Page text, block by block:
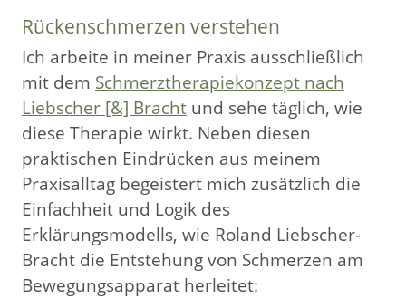
Rückenschmerzen verstehen
Ich arbeite in meiner Praxis ausschließlich
mit dem Schmerztherapiekonzept nach
Liebscher [&] Bracht und sehe täglich, wie
diese Therapie wirkt. Neben diesen
praktischen Eindrücken aus meinem
Praxisalltag begeistert mich zusätzlich die
Einfachheit und Logik des
Erklärungsmodells, wie Roland Liebscher-
Bracht die Entstehung von Schmerzen am
Bewegungsapparat herleitet: